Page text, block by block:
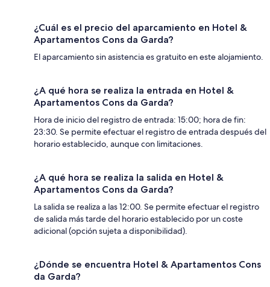
¿Cuál es el precio del aparcamiento en Hotel &
Apartamentos Cons da Garda?
El aparcamiento sin asistencia es gratuito en este alojamiento.
¿A qué hora se realiza la entrada en Hotel &
Apartamentos Cons da Garda?
Hora de inicio del registro de entrada: 15:00; hora de fin:
23:30. Se permite efectuar el registro de entrada después del
horario establecido, aunque con limitaciones.
¿A qué hora se realiza la salida en Hotel &
Apartamentos Cons da Garda?
La salida se realiza a las 12:00. Se permite efectuar el registro
de salida más tarde del horario establecido por un coste
adicional (opción sujeta a disponibilidad).
¿Dónde se encuentra Hotel & Apartamentos Cons
da Garda?